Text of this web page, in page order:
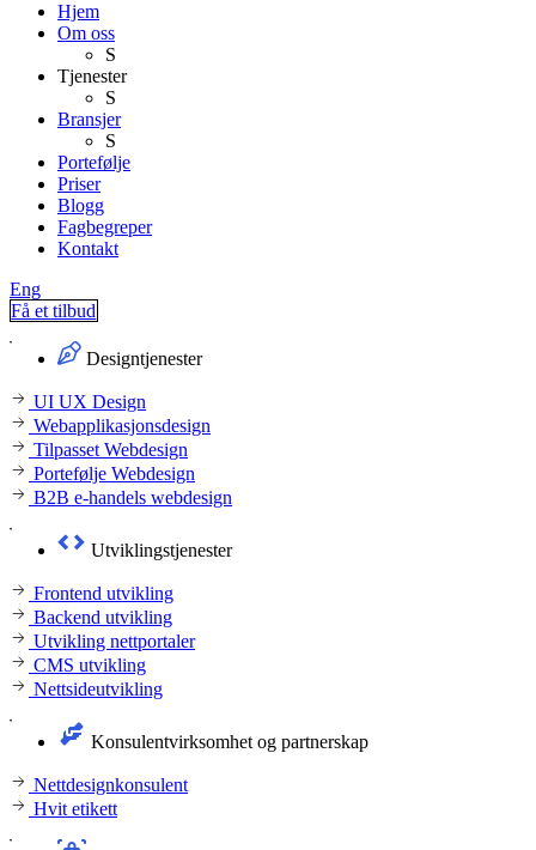
Hjem
Om oss
S
Tjenester
S
Bransjer
S
Portefølje
Priser
Blogg
Fagbegreper
Kontakt
Eng
Få et tilbud
Designtjenester
UI UX Design
Webapplikasjonsdesign
Tilpasset Webdesign
Portefølje Webdesign
B2B e-handels webdesign
Utviklingstjenester
Frontend utvikling
Backend utvikling
Utvikling nettportaler
CMS utvikling
Nettsideutvikling
Konsulentvirksomhet og partnerskap
Nettdesignkonsulent
Hvit etikett